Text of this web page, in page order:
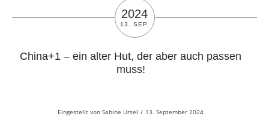
2024
13. SEP.
China+1 – ein alter Hut, der aber auch passen
muss!
Eingestellt vonSabine Ursel / 13. September 2024